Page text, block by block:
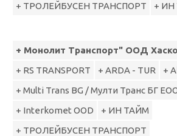
+ ТРОЛЕЙБУСЕН ТРАНСПОРТ
+
+ Монолит Транспорт" ООД
+ RS TRANSPORT
+ ARDA - TUR
+
+ Multi Trans BG / Мулти Транс БГ
+ Interkomet OOD
+ ИН ТАЙМ
+ ТРОЛЕЙБУСЕН ТРАНСПОРТ